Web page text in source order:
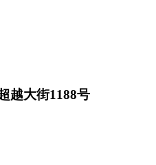
越大街1188号